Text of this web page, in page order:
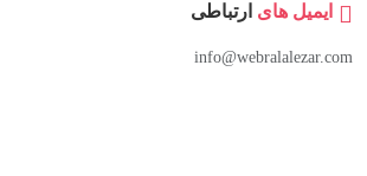
ایمیل های ارتباطی
info@webralalezar.com